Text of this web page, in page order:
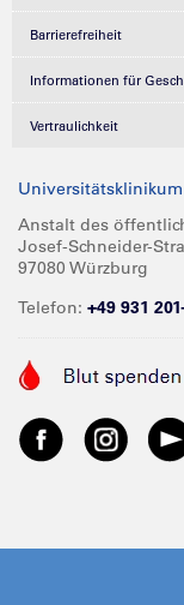
Barrierefreiheit
Informationen für
Vertraulichkeit
Anstalt des
Josef-Schneider-
97080 Würzburg
Telefon: +49 931